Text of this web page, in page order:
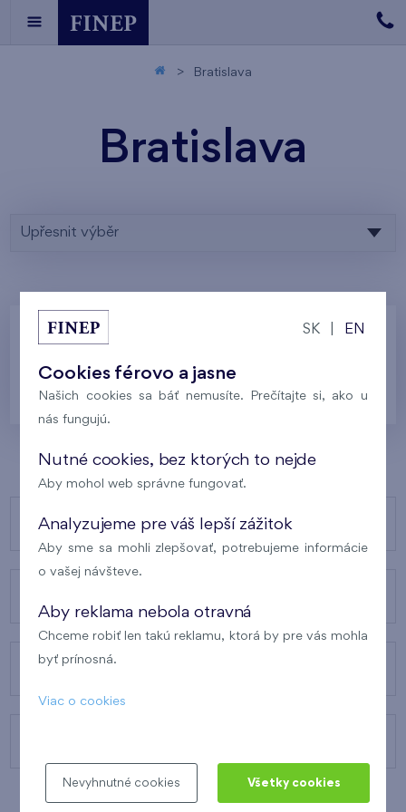
Bratislava
Bratislava
Upřesnit výběr
Zadaným parametrom nezodpovedá žiadny
výsledok, skúste ich prosím upraviť.
NAŠE PROJEKTY
NAŠE SLUŽBY
SK EN
Cookies férovo a jasne
Našich cookies sa báť nemusíte. Prečítajte si, ako u
nás fungujú.
Nutné cookies, bez ktorých to nejde
Aby mohol web správne fungovať.
Analyzujeme pre váš lepší zážitok
Aby sme sa mohli zlepšovať, potrebujeme informácie
o vašej návšteve.
Aby reklama nebola otravná
Chceme robiť len takú reklamu, ktorá by pre vás mohla
byť prínosná.
Viac o cookies
Nevyhnutné cookies Všetky cookies